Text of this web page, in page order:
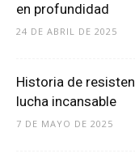
en profundidad
24 DE ABRIL DE 2025
Historia de
lucha incansable
7 DE MAYO DE 2025